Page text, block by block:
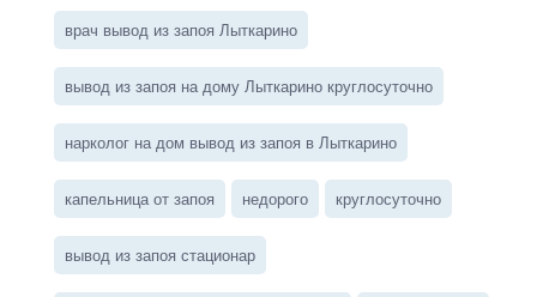
врач вывод из запоя Лыткарино
вывод из запоя на дому Лыткарино круглосуточно
нарколог на дом вывод из запоя в Лыткарино
капельница от запоя недорого круглосуточно
вывод из запоя стационар